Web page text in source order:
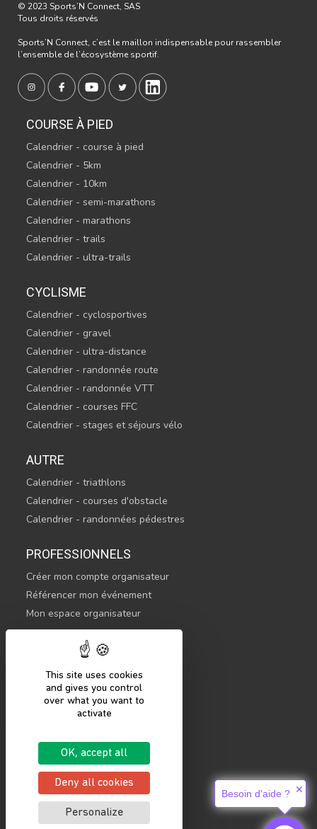
This site uses cookies
and gives you control
over what you want to
activate
OK, accept all
Deny all cookies
Personalize
© 2023 Sports’N Connect, SAS
Tous droits réservés
Sports’N Connect, c’est le maillon indispensable pour rassembler
l’ensemble de l’écosystème sportif.
COURSE À PIED
Calendrier - course à pied
Calendrier - 5km
Calendrier - 10km
Calendrier - semi-marathons
Calendrier - marathons
Calendrier - trails
Calendrier - ultra-trails
CYCLISME
Calendrier - cyclosportives
Calendrier - gravel
Calendrier - ultra-distance
Calendrier - randonnée route
Calendrier - randonnée VTT
Calendrier - courses FFC
Calendrier - stages et séjours vélo
AUTRE
Calendrier - triathlons
Calendrier - courses d'obstacle
Calendrier - randonnées pédestres
PROFESSIONNELS
Créer mon compte organisateur
Référencer mon événement
Mon espace organisateur
CONTACTEZ-NOUS
COMMENCER
Se connecter
Mentions légales
Politique de confidentialité
Besoin d'aide ? ✕